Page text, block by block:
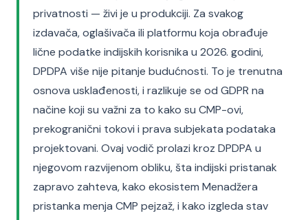
privatnosti — živi je u produkciji. Za svakog
izdavača, oglašivača ili platformu koja obrađuje
lične podatke indijskih korisnika u 2026. godini,
DPDPA više nije pitanje budućnosti. To je trenutna
osnova usklađenosti, i razlikuje se od GDPR na
načine koji su važni za to kako su CMP-ovi,
prekogranični tokovi i prava subjekata podataka
projektovani. Ovaj vodič prolazi kroz DPDPA u
njegovom razvijenom obliku, šta indijski pristanak
zapravo zahteva, kako ekosistem Menadžera
pristanka menja CMP pejzaž, i kako izgleda stav